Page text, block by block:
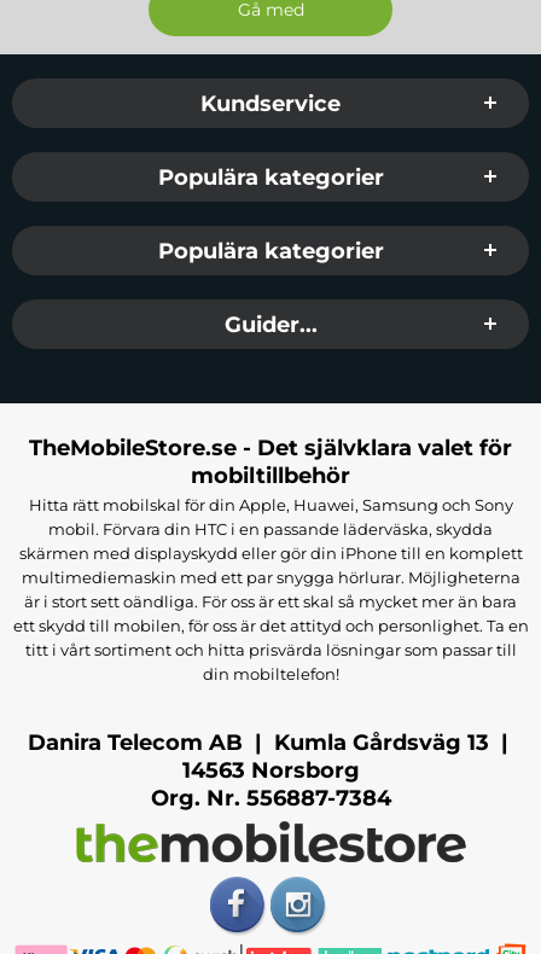
Sidfot Blandad info och länkar
Kundservice
Populära kategorier
Populära kategorier
Guider...
TheMobileStore.se - Det självklara valet för
mobiltillbehör
Hitta rätt mobilskal för din Apple, Huawei, Samsung och Sony
mobil. Förvara din HTC i en passande läderväska, skydda
skärmen med displayskydd eller gör din iPhone till en komplett
multimediemaskin med ett par snygga hörlurar. Möjligheterna
är i stort sett oändliga. För oss är ett skal så mycket mer än bara
ett skydd till mobilen, för oss är det attityd och personlighet. Ta en
titt i vårt sortiment och hitta prisvärda lösningar som passar till
din mobiltelefon!
Danira Telecom AB | Kumla Gårdsväg 13 |
14563 Norsborg
Org. Nr. 556887-7384